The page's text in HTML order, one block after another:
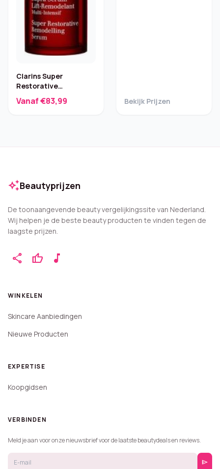
Clarins Super
Restorative
30 ml
Vanaf €83,99 Bekijk Prijzen
auto_awesomeBeautyprijzen
De toonaangevende beauty vergelijkingssite van Nederland.
Wij helpen je de beste beauty producten te vinden tegen de
laagste prijzen.
share thumb_up music_note
WINKELEN
Skincare Aanbiedingen
Nieuwe Producten
EXPERTISE
Koopgidsen
VERBINDEN
Meld je aan voor onze nieuwsbrief voor de laatste beautydeals en reviews.
send